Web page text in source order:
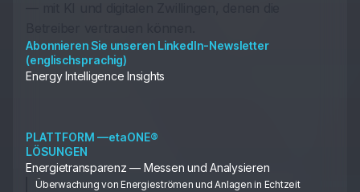
Abonnieren Sie unseren LinkedIn-Newsletter
(englischsprachig)
Energy Intelligence Insights
PLATTFORM —etaONE®
LÖSUNGEN
Energietransparenz — Messen und Analysieren
Überwachung von Energieströmen und Anlagen in Echtzeit